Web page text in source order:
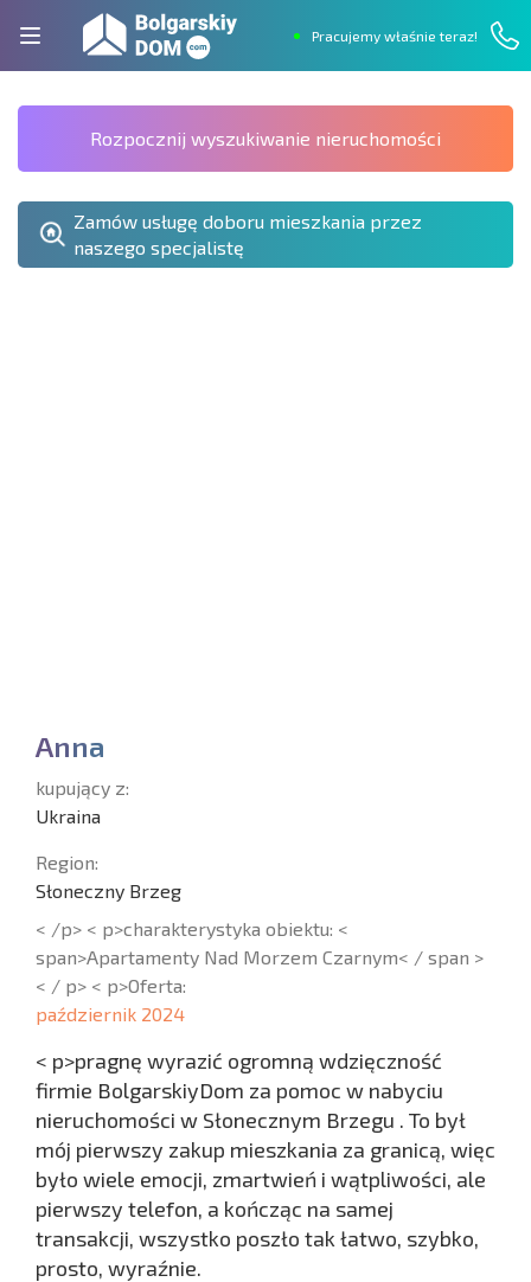
Pracujemy właśnie teraz!
Rozpocznij wyszukiwanie nieruchomości
Zamów usługę doboru mieszkania przez
naszego specjalistę
Anna
kupujący z:
Ukraina
Region:
Słoneczny Brzeg
< /p> < p>charakterystyka obiektu: <
span>Apartamenty Nad Morzem Czarnym< / span >
< / p> < p>Oferta:
październik 2024
< p>pragnę wyrazić ogromną wdzięczność
firmie BolgarskiyDom za pomoc w nabyciu
nieruchomości w Słonecznym Brzegu . To był
mój pierwszy zakup mieszkania za granicą, więc
było wiele emocji, zmartwień i wątpliwości, ale
pierwszy telefon, a kończąc na samej
transakcji, wszystko poszło tak łatwo, szybko,
prosto, wyraźnie.